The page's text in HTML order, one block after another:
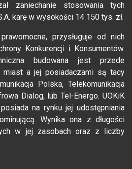
zaniechanie stosowania tych
karę w wysokości 14 150 tys. zł.
przysługuje od nich
Konkurencji i Konsumentów.
budowana jest przede
a jej posiadaczami są tacy
Polska, Telekomunikacja
Dialog, lub Tel-Energo. UOKiK
na rynku jej udostępniania
Wynika ona z długości
w jej zasobach oraz z liczby